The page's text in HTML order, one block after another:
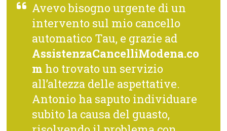
Avevo bisogno urgente di un
intervento sul mio cancello
automatico Tau, e grazie ad
AssistenzaCancelliModena.co
m ho trovato un servizio
all’altezza delle aspettative.
Antonio ha saputo individuare
subito la causa del guasto,